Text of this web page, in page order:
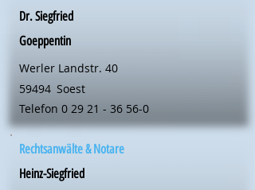
Dr. Siegfried
Goeppentin
Werler Landstr. 40
59494 Soest
Telefon 0 29 21 - 36 56-0
Rechtsanwälte & Notare
Heinz-Siegfried